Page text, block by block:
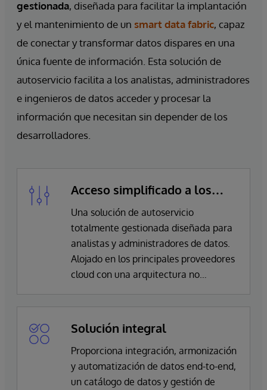
gestionada, diseñada para facilitar la implantación
y el mantenimiento de un smart data fabric, capaz
de conectar y transformar datos dispares en una
única fuente de información. Esta solución de
autoservicio facilita a los analistas, administradores
e ingenieros de datos acceder y procesar la
información que necesitan sin depender de los
desarrolladores.
Acceso simplificado a los
datos
Una solución de autoservicio
totalmente gestionada diseñada para
analistas y administradores de datos.
Alojado en los principales proveedores
cloud con una arquitectura no
Solución integral
Proporciona integración, armonización
y automatización de datos end-to-end,
un catálogo de datos y gestión de